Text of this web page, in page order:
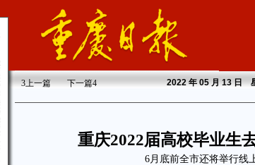
3上一篇 下一篇4 2022年 05 月 13 日
重庆2022届高校毕业生
6月底前全市还将举行线